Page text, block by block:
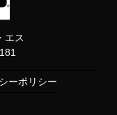
エス
ーポリシー